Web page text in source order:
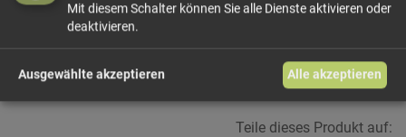
In den Warenkorb
Teile dieses Produkt auf:
Mit diesem Schalter können Sie alle Dienste aktivieren oder
deaktivieren.
Ausgewählte akzeptieren Alle akzeptieren